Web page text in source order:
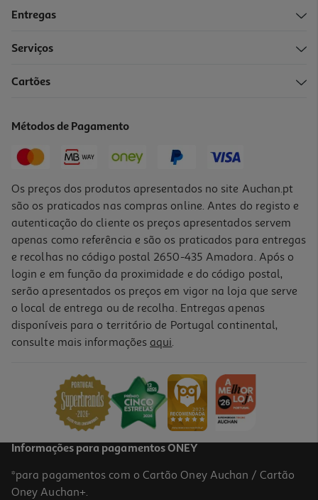
Entregas
Serviços
Cartões
Métodos de Pagamento
Os preços dos produtos apresentados no site Auchan.pt
são os praticados nas compras online. Antes do registo e
autenticação do cliente os preços apresentados servem
apenas como referência e são os praticados para entregas
e recolhas no código postal 2650-435 Amadora. Após o
login e em função da proximidade e do código postal,
serão apresentados os preços em vigor na loja que serve
o local de entrega ou de recolha. Entregas apenas
disponíveis para o território de Portugal continental,
consulte mais informações aqui.
Informações para pagamentos ONEY
*para pagamentos com o Cartão Oney Auchan / Cartão
Oney Auchan+.